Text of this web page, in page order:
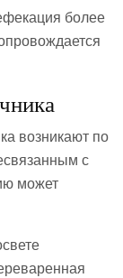
более
возникают по
с
может